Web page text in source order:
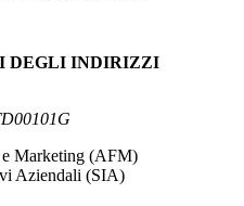
DEGLI INDIRIZZI
Marketing (AFM)
Aziendali (SIA)